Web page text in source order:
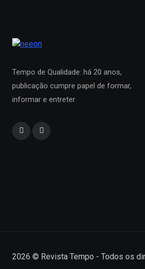
Tempo de Qualidade: há 20 anos,
publicação cumpre papel de formar,
informar e entreter
2026 © Revista Tempo - Todos os